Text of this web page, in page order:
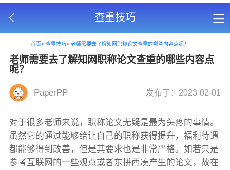
查重技巧
首页> 查重技巧> 老师需要去了解知网职称论文查重的哪些内容点呢？
老师需要去了解知网职称论文查重的哪些内容点
呢？
PaperPP 发布于：2023-02-01
对于很多老师来说，职称论文无疑是最为头疼的事情。
虽然它的通过能够给让自己的职称获得提升，福利待遇
都能够得到改善，但是其要求也是非常严格。如若只是
参考互联网的一些观点或者东拼西凑产生的论文，故在